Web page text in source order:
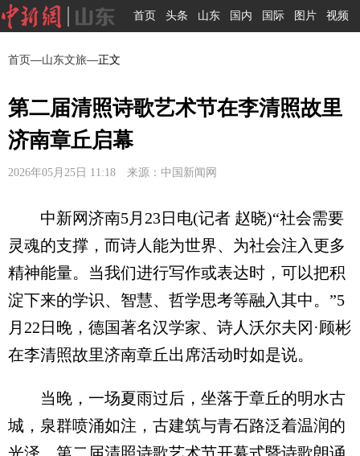
首页 头条 山东 国内 国际 图片 视频
首页—山东文旅—正文
第二届清照诗歌艺术节在李清照故里
济南章丘启幕
2026年05月25日 11:18 来源：中国新闻网
中新网济南5月23日电(记者 赵晓)“社会需要
灵魂的支撑，而诗人能为世界、为社会注入更多
精神能量。当我们进行写作或表达时，可以把积
淀下来的学识、智慧、哲学思考等融入其中。”5
月22日晚，德国著名汉学家、诗人沃尔夫冈·顾彬
在李清照故里济南章丘出席活动时如是说。
当晚，一场夏雨过后，坐落于章丘的明水古
城，泉群喷涌如注，古建筑与青石路泛着温润的